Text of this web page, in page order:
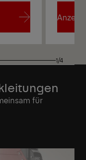
1/4
für